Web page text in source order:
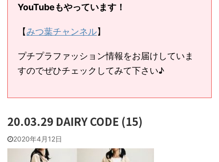
YouTubeもやっています！
【みつ葉チャンネル】
プチプラファッション情報をお届けしていま
すのでぜひチェックしてみて下さい♪
20.03.29 DAIRY CODE (15)
2020年4月12日